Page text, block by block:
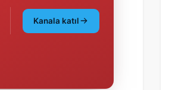
Kanala katıl